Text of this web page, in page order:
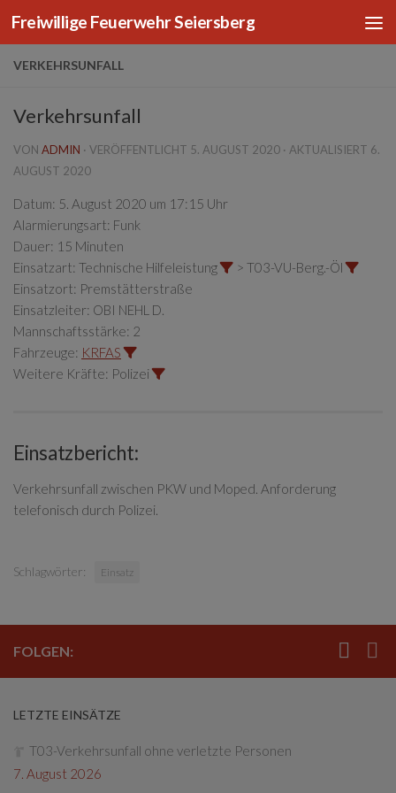
Zum Inhalt springen
Freiwillige Feuerwehr Seiersberg
VERKEHRSUNFALL
Verkehrsunfall
VON ADMIN · VERÖFFENTLICHT 5. AUGUST 2020 · AKTUALISIERT 6.
AUGUST 2020
Datum: 5. August 2020 um 17:15 Uhr
Alarmierungsart: Funk
Dauer: 15 Minuten
Einsatzart: Technische Hilfeleistung
> T03-VU-Berg.-Öl
Einsatzort: Premstätterstraße
Einsatzleiter: OBI NEHL D.
Mannschaftsstärke: 2
Fahrzeuge: KRFAS
Weitere Kräfte: Polizei
Einsatzbericht:
Verkehrsunfall zwischen PKW und Moped. Anforderung
telefonisch durch Polizei.
Schlagwörter: Einsatz
FOLGEN:
LETZTE EINSÄTZE
T03-Verkehrsunfall ohne verletzte Personen
7. August 2026